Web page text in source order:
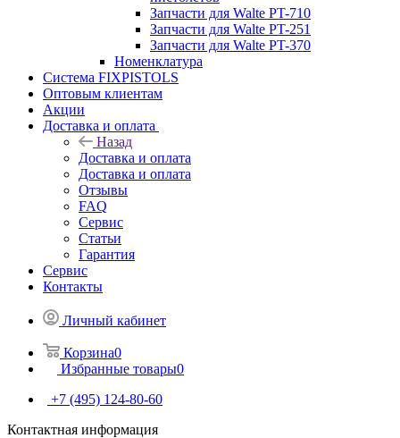
Запчасти для Walte PT-710
Запчасти для Walte PT-251
Запчасти для Walte PT-370
Номенклатура
Система FIXPISTOLS
Оптовым клиентам
Акции
Доставка и оплата
Назад
Доставка и оплата
Доставка и оплата
Отзывы
FAQ
Сервис
Статьи
Гарантия
Сервис
Контакты
Личный кабинет
Корзина0
Избранные товары0
+7 (495) 124-80-60
Контактная информация